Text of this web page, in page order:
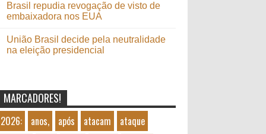
Brasil repudia revogação de visto de
embaixadora nos EUA
União Brasil decide pela neutralidade
na eleição presidencial
MARCADORES!
2026: anos, após atacam
ataque